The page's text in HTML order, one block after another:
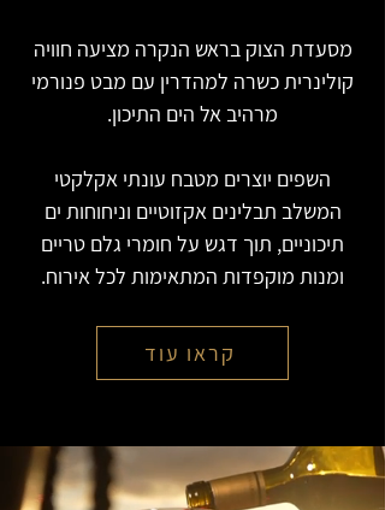
מסעדת הצוק בראש הנקרה מציעה חוויה
קולינרית כשרה למהדרין עם מבט פנורמי
מרהיב אל הים התיכון.
השפים יוצרים מטבח עונתי אקלקטי
המשלב תבלינים אקזוטיים וניחוחות ים
תיכוניים, תוך דגש על חומרי גלם טריים
ומנות מוקפדות המתאימות לכל אירוח.
קראו עוד